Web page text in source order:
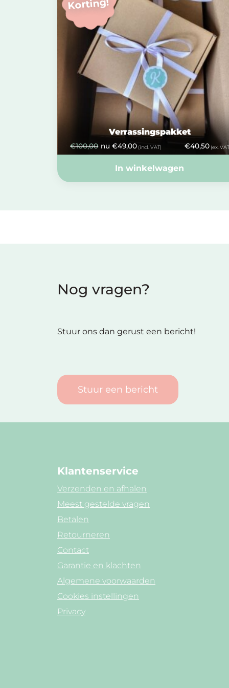
Korting!
Verrassingspakket
€100,00 nu €49,00 (incl. VAT) €40,50(ex.
In winkelwagen
Nog vragen?
Stuur ons dan gerust een bericht!
Stuur een bericht
Klantenservice
Verzenden en afhalen
Meest gestelde vragen
Betalen
Retourneren
Contact
Garantie en klachten
Algemene voorwaarden
Cookies instellingen
Privacy